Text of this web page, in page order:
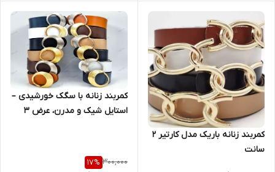
کمربند زنانه باریک مدل کارتیر 2
سانت
کمربند زنانه با سگک خورشیدی –
استایل شیک و مدرن، عرض ۳
300,000
17%